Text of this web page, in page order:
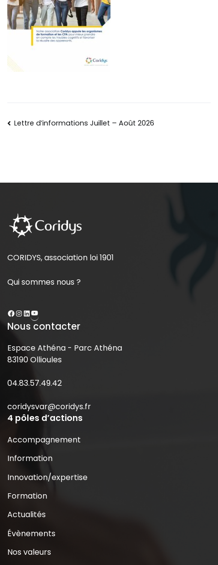
Lettre d’informations Juillet – Août 2026
CORIDYS, association loi 1901
Qui sommes nous ?
Nous contacter
Espace Athéna - Parc Athéna
83190 Ollioules
04.83.57.49.42
coridysvar@coridys.fr
4 pôles d’actions
Accompagnement
Information
Innovation/expertise
Formation
Actualités
Évènements
Nos valeurs